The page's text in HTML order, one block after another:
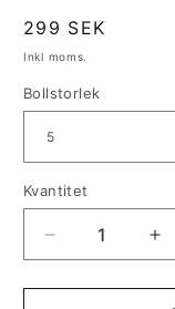
Ordinarie
pris
299 SEK
Inkl moms.
Bollstorlek
Kvantitet
Kvantitet
Minska
kvantitet
för
för